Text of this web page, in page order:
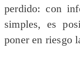
perdido: con
simples, es
poner en riesgo